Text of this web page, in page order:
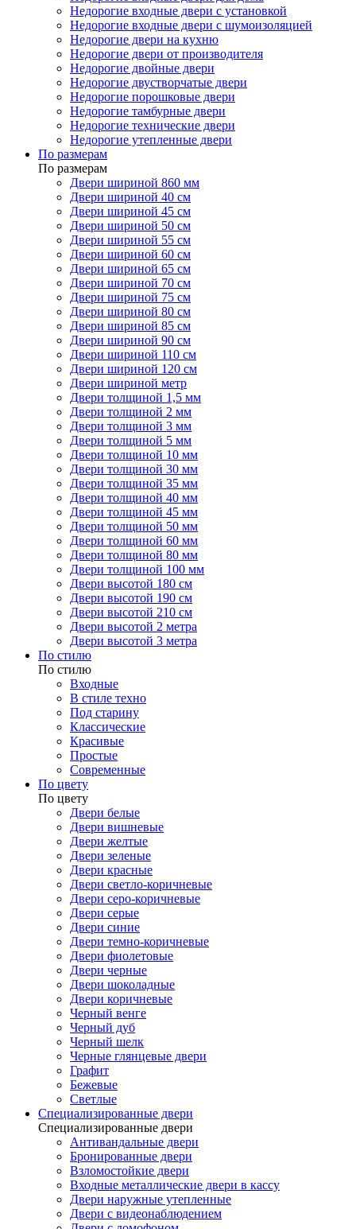
Недорогие входные двери с установкой
Недорогие входные двери с шумоизоляцией
Недорогие двери на кухню
Недорогие двери от производителя
Недорогие двойные двери
Недорогие двустворчатые двери
Недорогие порошковые двери
Недорогие тамбурные двери
Недорогие технические двери
Недорогие утепленные двери
По размерам
По размерам
Двери шириной 860 мм
Двери шириной 40 см
Двери шириной 45 см
Двери шириной 50 см
Двери шириной 55 см
Двери шириной 60 см
Двери шириной 65 см
Двери шириной 70 см
Двери шириной 75 см
Двери шириной 80 см
Двери шириной 85 см
Двери шириной 90 см
Двери шириной 110 см
Двери шириной 120 см
Двери шириной метр
Двери толщиной 1,5 мм
Двери толщиной 2 мм
Двери толщиной 3 мм
Двери толщиной 5 мм
Двери толщиной 10 мм
Двери толщиной 30 мм
Двери толщиной 35 мм
Двери толщиной 40 мм
Двери толщиной 45 мм
Двери толщиной 50 мм
Двери толщиной 60 мм
Двери толщиной 80 мм
Двери толщиной 100 мм
Двери высотой 180 см
Двери высотой 190 см
Двери высотой 210 см
Двери высотой 2 метра
Двери высотой 3 метра
По стилю
По стилю
Входные
В стиле техно
Под старину
Классические
Красивые
Простые
Современные
По цвету
По цвету
Двери белые
Двери вишневые
Двери желтые
Двери зеленые
Двери красные
Двери светло-коричневые
Двери серо-коричневые
Двери серые
Двери синие
Двери темно-коричневые
Двери фиолетовые
Двери черные
Двери шоколадные
Двери коричневые
Черный венге
Черный дуб
Черный шелк
Черные глянцевые двери
Графит
Бежевые
Светлые
Специализированные двери
Специализированные двери
Антивандальные двери
Бронированные двери
Взломостойкие двери
Входные металлические двери в кассу
Двери наружные утепленные
Двери с видеонаблюдением